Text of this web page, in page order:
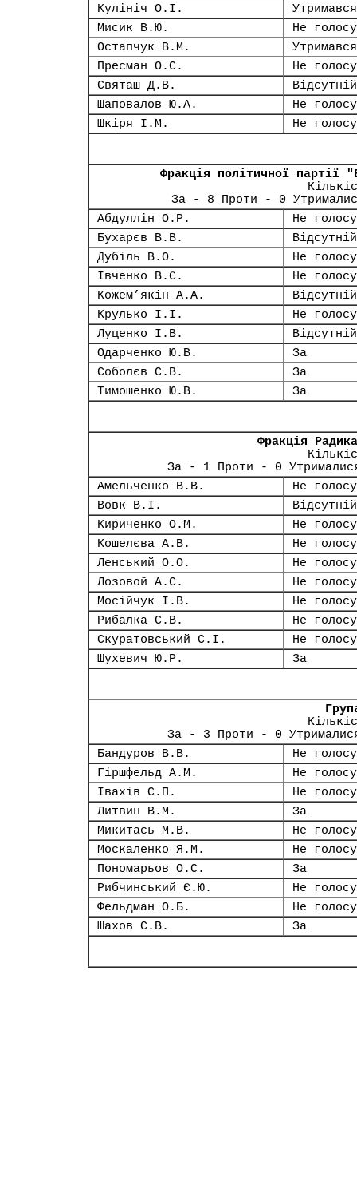
Кулініч О.І.
Утримався
Мисик В.Ю.
Не
Остапчук В.М.
Утримався
Пресман О.С.
Не
Святаш Д.В.
Відсутній
Шаповалов Ю.А.
Не
Шкіря І.М.
Не
Фракція політичної партії
За - 8 Проти - 0
Абдуллін О.Р.
Не
Бухарєв В.В.
Відсутній
Дубіль В.О.
Не
Івченко В.Є.
Не
Кожем’якін А.А.
Відсутній
Крулько І.І.
Не
Луценко І.В.
Відсутній
Одарченко Ю.В.
За
Соболєв С.В.
За
Тимошенко Ю.В.
За
Фракція
За - 1 Проти - 0
Амельченко В.В.
Не
Вовк В.І.
Відсутній
Кириченко О.М.
Не
Кошелєва А.В.
Не
Ленський О.О.
Не
Лозовой А.С.
Не
Мосійчук І.В.
Не
Рибалка С.В.
Не
Скуратовський С.І.
Не
Шухевич Ю.Р.
За
За - 3 Проти - 0
Бандуров В.В.
Не
Гіршфельд А.М.
Не
Івахів С.П.
Не
Литвин В.М.
За
Микитась М.В.
Не
Москаленко Я.М.
Не
Пономарьов О.С.
За
Рибчинський Є.Ю.
Не
Фельдман О.Б.
Не
Шахов С.В.
За